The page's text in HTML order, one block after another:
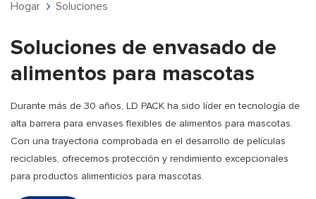
Hogar Soluciones
Soluciones de envasado de
alimentos para mascotas
Durante más de 30 años, LD PACK ha sido líder en tecnología de
alta barrera para envases flexibles de alimentos para mascotas.
Con una trayectoria comprobada en el desarrollo de películas
reciclables, ofrecemos protección y rendimiento excepcionales
para productos alimenticios para mascotas.